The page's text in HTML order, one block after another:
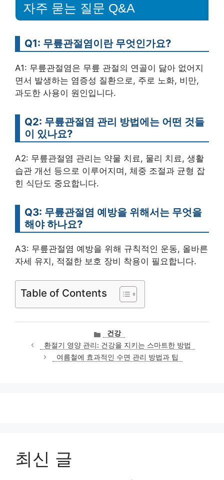
자주 묻는 질문 Q&A
Q1: 무릎관절염이란 무엇인가요?
A1: 무릎관절염은 무릎 관절의 연골이 닳아 없어지
면서 발생하는 염증성 질환으로, 주로 노화, 비만,
과도한 사용이 원인입니다.
Q2: 무릎관절염 관리 방법에는 어떤 것들
이 있나요?
A2: 무릎관절염 관리는 약물 치료, 물리 치료, 생활
습관 개선 등으로 이루어지며, 체중 조절과 균형 잡
힌 식단도 중요합니다.
Q3: 무릎관절염 예방을 위해서는 무엇을
해야 하나요?
A3: 무릎관절염 예방을 위해 규칙적인 운동, 올바른
자세 유지, 적절한 보호 장비 착용이 필요합니다.
Table of Contents
카
테
고
리
건강
환절기 영양 관리: 건강을 지키는 스마트한 방법
여름철에 효과적인 수면 관리 방법과 팁
최신 글